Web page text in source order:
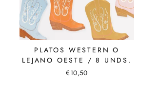
PLATOS WESTERN O
LEJANO OESTE / 8 UNDS.
€10,50